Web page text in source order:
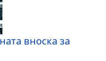
вноска за